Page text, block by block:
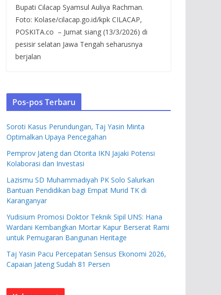
Bupati Cilacap Syamsul Auliya Rachman.
Foto: Kolase/cilacap.go.id/kpk CILACAP,
POSKITA.co – Jumat siang (13/3/2026) di
pesisir selatan Jawa Tengah seharusnya
berjalan
Pos-pos Terbaru
Soroti Kasus Perundungan, Taj Yasin Minta
Optimalkan Upaya Pencegahan
Pemprov Jateng dan Otorita IKN Jajaki Potensi
Kolaborasi dan Investasi
Lazismu SD Muhammadiyah PK Solo Salurkan
Bantuan Pendidikan bagi Empat Murid TK di
Karanganyar
Yudisium Promosi Doktor Teknik Sipil UNS: Hana
Wardani Kembangkan Mortar Kapur Berserat Rami
untuk Pemugaran Bangunan Heritage
Taj Yasin Pacu Percepatan Sensus Ekonomi 2026,
Capaian Jateng Sudah 81 Persen